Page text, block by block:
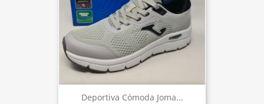
Deportiva Cómoda Joma...